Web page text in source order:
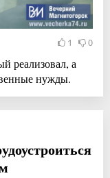
1 0
реализовал, а
нужды.